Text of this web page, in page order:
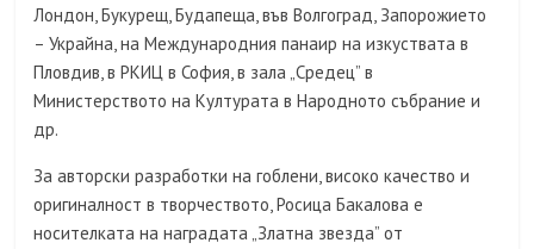
Лондон, Букурещ, Будапеща, във Волгоград, Запорожието
– Украйна, на Международния панаир на изкуствата в
Пловдив, в РКИЦ в София, в зала „Средец” в
Министерството на Културата в Народното събрание и
др.
За авторски разработки на гоблени, високо качество и
оригиналност в творчеството, Росица Бакалова е
носителката на наградата „Златна звезда” от